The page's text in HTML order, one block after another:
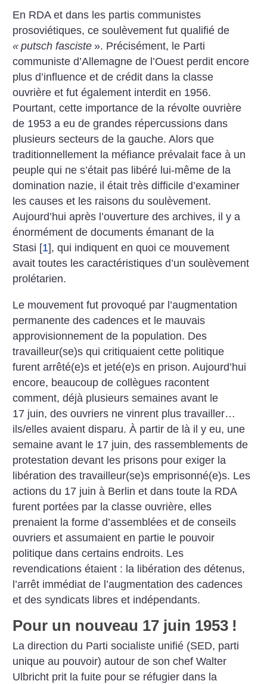
En RDA et dans les partis communistes
prosoviétiques, ce soulèvement fut qualifié de
« putsch fasciste ». Précisément, le Parti
communiste d’Allemagne de l’Ouest perdit encore
plus d’influence et de crédit dans la classe
ouvrière et fut également interdit en 1956.
Pourtant, cette importance de la révolte ouvrière
de 1953 a eu de grandes répercussions dans
plusieurs secteurs de la gauche. Alors que
traditionnellement la méfiance prévalait face à un
peuple qui ne s’était pas libéré lui-même de la
domination nazie, il était très difficile d’examiner
les causes et les raisons du soulèvement.
Aujourd’hui après l’ouverture des archives, il y a
énormément de documents émanant de la
Stasi [1], qui indiquent en quoi ce mouvement
avait toutes les caractéristiques d’un soulèvement
prolétarien.
Le mouvement fut provoqué par l’augmentation
permanente des cadences et le mauvais
approvisionnement de la population. Des
travailleur(se)s qui critiquaient cette politique
furent arrêté(e)s et jeté(e)s en prison. Aujourd’hui
encore, beaucoup de collègues racontent
comment, déjà plusieurs semaines avant le
17 juin, des ouvriers ne vinrent plus travailler…
ils/elles avaient disparu. À partir de là il y eu, une
semaine avant le 17 juin, des rassemblements de
protestation devant les prisons pour exiger la
libération des travailleur(se)s emprisonné(e)s. Les
actions du 17 juin à Berlin et dans toute la RDA
furent portées par la classe ouvrière, elles
prenaient la forme d’assemblées et de conseils
ouvriers et assumaient en partie le pouvoir
politique dans certains endroits. Les
revendications étaient : la libération des détenus,
l’arrêt immédiat de l’augmentation des cadences
et des syndicats libres et indépendants.
Pour un nouveau 17 juin 1953 !
La direction du Parti socialiste unifié (SED, parti
unique au pouvoir) autour de son chef Walter
Ulbricht prit la fuite pour se réfugier dans la